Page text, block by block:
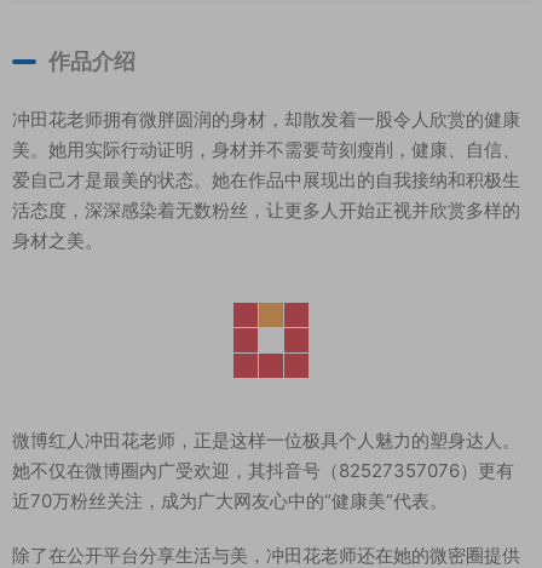
作品介绍
冲田花老师拥有微胖圆润的身材，却散发着一股令人欣赏的健康
美。她用实际行动证明，身材并不需要苛刻瘦削，健康、自信、
爱自己才是最美的状态。她在作品中展现出的自我接纳和积极生
活态度，深深感染着无数粉丝，让更多人开始正视并欣赏多样的
身材之美。
微博红人冲田花老师，正是这样一位极具个人魅力的塑身达人。
她不仅在微博圈内广受欢迎，其抖音号（82527357076）更有
近70万粉丝关注，成为广大网友心中的“健康美”代表。
除了在公开平台分享生活与美，冲田花老师还在她的微密圈提供